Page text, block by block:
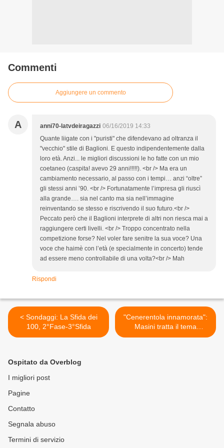
Commenti
Aggiungere un commento
A anni70-latvdeiragazzi 06/16/2019 14:33
Quante liigate con i "puristi" che difendevano ad oltranza il
"vecchio" stile di Baglioni. E questo indipendentemente dalla
loro età. Anzi... le migliori discussioni le ho fatte con un mio
coetaneo (caspita! avevo 29 anni!!!!!). <br /> Ma era un
cambiamento necessario, al passo con i tempi… anzi “oltre”
gli stessi anni ’90. <br /> Fortunatamente l’impresa gli riuscì
alla grande…. sia nel canto ma sia nell’immagine
reinventando se stesso e riscrivendo il suo futuro.<br />
Peccato però che il Baglioni interprete di altri non riesca mai a
raggiungere certi livelli. <br /> Troppo concentrato nella
competizione forse? Nel voler fare senitre la sua voce? Una
voce che haimè con l’età (e specialmente in concerto) tende
ad essere meno controllabile di una volta?<br /> Mah
Rispondi
< Sondaggi: La Sfida dei
100, 2°Fase-3°Sfida
"Cenerentola innamorata":
Masini tratta il tema
dell'aborto >
Ospitato da Overblog
I migliori post
Pagine
Contatto
Segnala abuso
Termini di servizio